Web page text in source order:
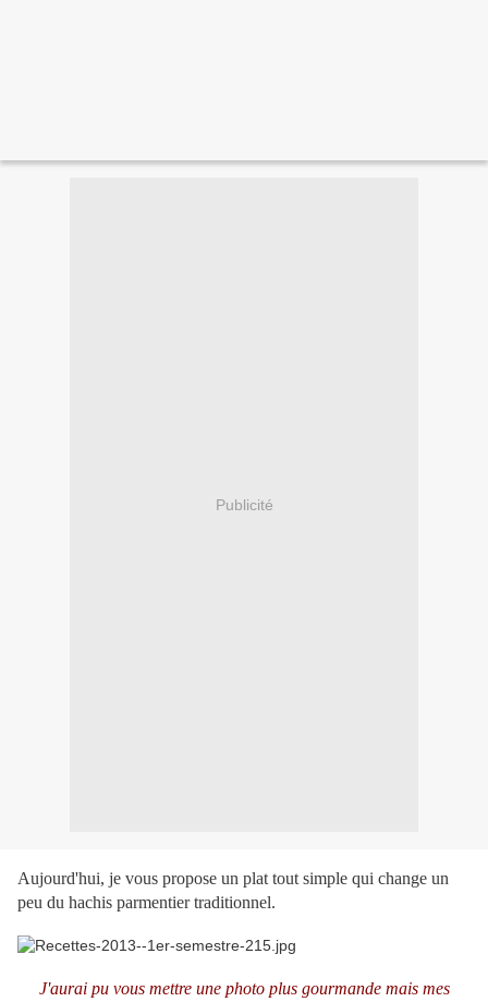
Publicité
Aujourd'hui, je vous propose un plat tout simple qui change un
peu du hachis parmentier traditionnel.
J'aurai pu vous mettre une photo plus gourmande mais mes